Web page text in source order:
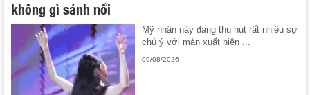
không gì sánh nổi
Mỹ nhân này đang thu hút rất nhiều sự
chú ý với màn xuất hiện ...
09/08/2026